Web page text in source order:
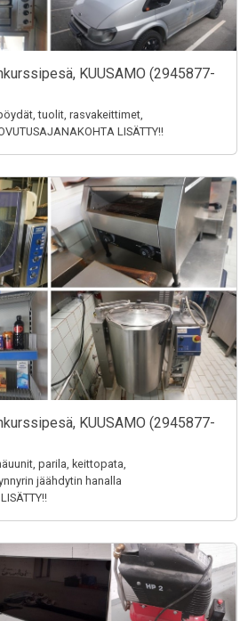
KUUSAMO (2945877-
tuolit, rasvakeittimet,
LISÄTTY!!
KUUSAMO (2945877-
parila, keittopata,
jäähdytin hanalla